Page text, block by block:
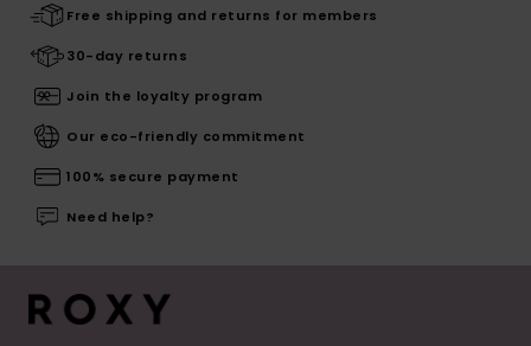
Free shipping and returns for members
30-day returns
Join the loyalty program
Our eco-friendly commitment
100% secure payment
Need help?